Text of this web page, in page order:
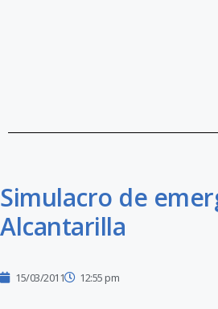
Simulacro de
Alcantarilla
15/03/2011 12:55 pm